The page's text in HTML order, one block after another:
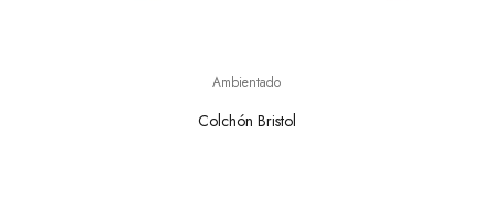
Ambientado
Colchón Bristol